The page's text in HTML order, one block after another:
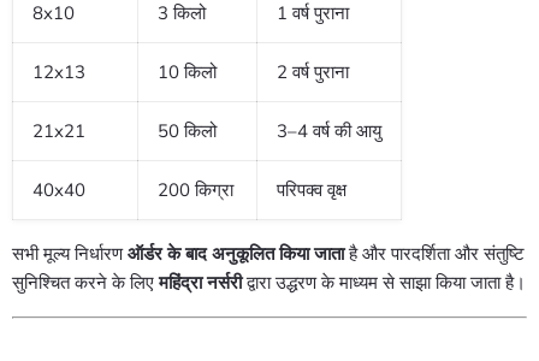
8x10 3 किलो 1 वर्ष पुराना
12x13 10 किलो 2 वर्ष पुराना
21x21 50 किलो 3–4 वर्ष की आयु
40x40 200 किग्रा परिपक्व वृक्ष
सभी मूल्य निर्धारणऑर्डर के बाद अनुकूलित किया जाताहै और पारदर्शिता और संतुष्टि
सुनिश्चित करने के लिएमहिंद्रा नर्सरीद्वारा उद्धरण के माध्यम से साझा किया जाता है।